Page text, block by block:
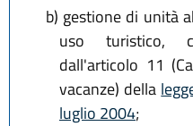
b) gestione di unità
uso turistico,
dall'articolo 11
vacanze) della
luglio 2004;